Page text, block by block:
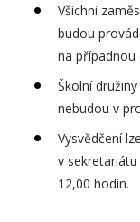
Všichni
budou
na případnou
Školní
nebudou v
Vysvědčení
v
12,00 hodin.